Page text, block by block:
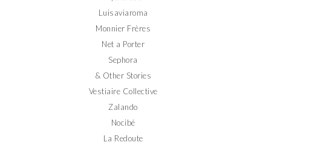
Luisaviaroma
Monnier Frères
Net a Porter
Sephora
& Other Stories
Vestiaire Collective
Zalando
Nocibé
La Redoute